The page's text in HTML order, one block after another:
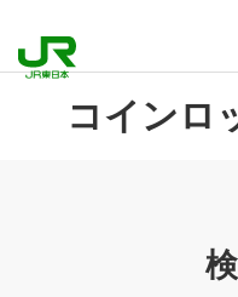
コインロ